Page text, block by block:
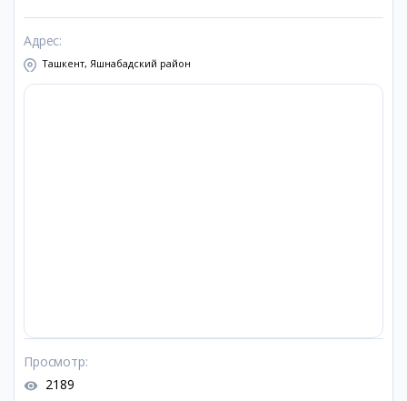
Адрес:
Ташкент, Яшнабадский район
Просмотр:
2189